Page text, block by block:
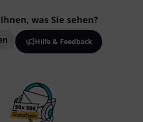
was Sie sehen?
Hilfe & Feedback